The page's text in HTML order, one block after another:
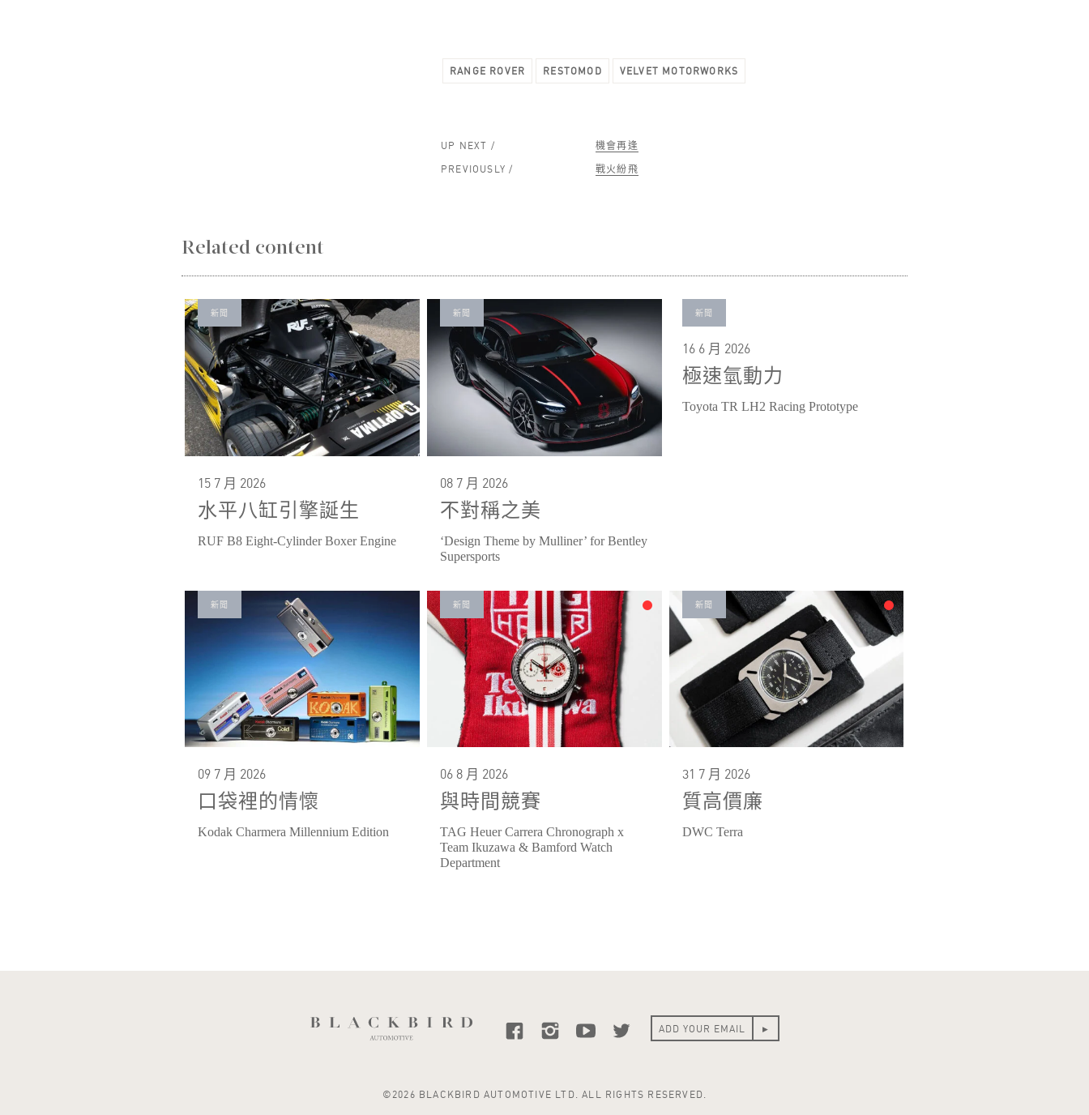
RANGE ROVER RESTOMOD VELVET MOTORWORKS
UP NEXT /
機會再逢
PREVIOUSLY /
戰火紛飛
Related content
15 7 月 2026
水平八缸引擎誕生
RUF B8 Eight-Cylinder Boxer Engine
新聞
08 7 月 2026
不對稱之美
‘Design Theme by Mulliner’ for Bentley
Supersports
新聞
16 6 月 2026
極速氫動力
Toyota TR LH2 Racing Prototype
新聞
09 7 月 2026
口袋裡的情懷
Kodak Charmera Millennium Edition
新聞
06 8 月 2026
與時間競賽
TAG Heuer Carrera Chronograph x
Team Ikuzawa & Bamford Watch
Department
新聞
31 7 月 2026
質高價廉
DWC Terra
新聞
©2026 BLACKBIRD AUTOMOTIVE LTD. ALL RIGHTS RESERVED.